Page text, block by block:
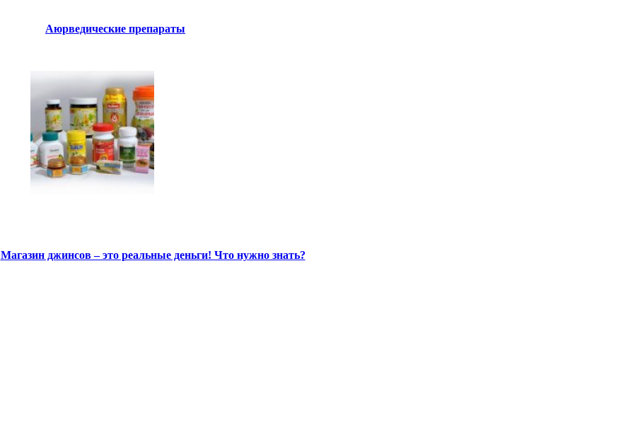
Аюрведические препараты
Магазин джинсов – это реальные деньги! Что нужно знать?